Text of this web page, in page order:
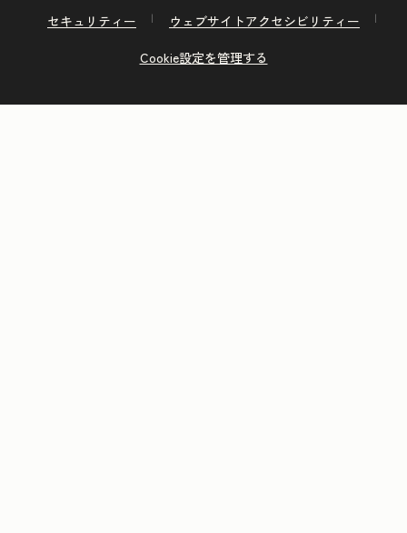
セキュリティー
ウェブサイトアクセシビリティー
Cookie設定を管理する